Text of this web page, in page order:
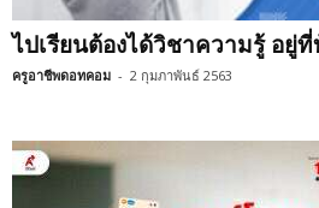
ไปเรียนต้องได้วิชาความรู้ อยู่
ครูอาชีพดอทคอม - 2 กุมภาพันธ์ 2563